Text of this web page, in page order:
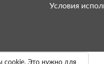
Это нужно для
Условия